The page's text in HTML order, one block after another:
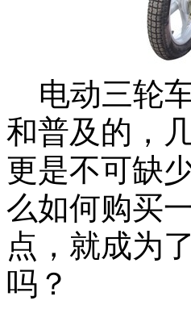
电动三轮
和普及的，
更是不可缺
么如何购买
点，就成为
吗？